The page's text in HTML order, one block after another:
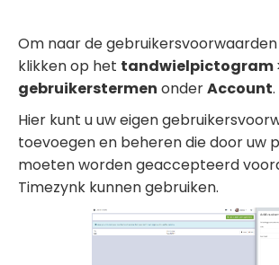
Om naar de
klikken op het tandwielpictogram
gebruikerstermen onderAccount.
Hier kunt u uw eigen
toevoegen en beheren die door uw
moeten worden geaccepteerd
Timezynk kunnen gebruiken.